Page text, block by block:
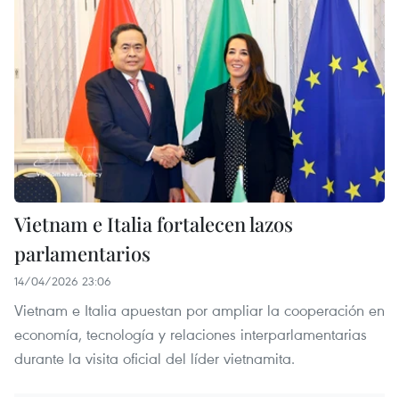
Vietnam e Italia fortalecen lazos
parlamentarios
14/04/2026 23:06
Vietnam e Italia apuestan por ampliar la cooperación en
economía, tecnología y relaciones interparlamentarias
durante la visita oficial del líder vietnamita.